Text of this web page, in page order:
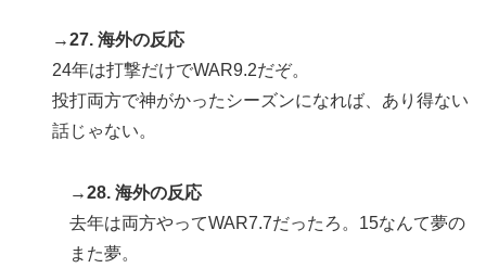
→27. 海外の反応
24年は打撃だけでWAR9.2だぞ。
投打両方で神がかったシーズンになれば、あり得ない
話じゃない。
→28. 海外の反応
去年は両方やってWAR7.7だったろ。15なんて夢の
また夢。